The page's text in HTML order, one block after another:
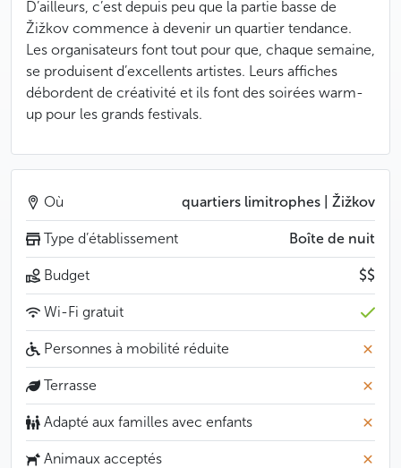
D’ailleurs, c’est depuis peu que la partie basse de
Žižkov commence à devenir un quartier tendance.
Les organisateurs font tout pour que, chaque semaine,
se produisent d’excellents artistes. Leurs affiches
débordent de créativité et ils font des soirées warm-
up pour les grands festivals.
Où quartiers limitrophes | Žižkov
Type d’établissement Boîte de nuit
Budget $$
Wi-Fi gratuit
Personnes à mobilité réduite
Terrasse
Adapté aux familles avec enfants
Animaux acceptés